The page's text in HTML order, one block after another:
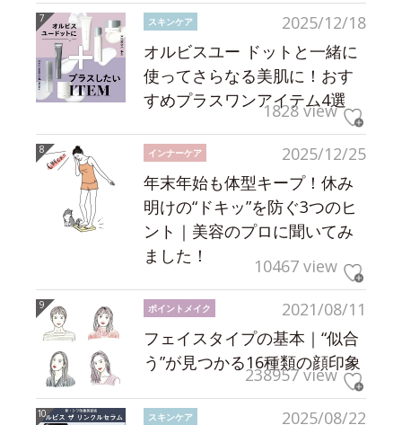
2025/12/18
スキンケア
オルビスユー ドットと一緒に
使ってさらなる美肌に！おす
すめプラスワンアイテム4選
1828 view
2025/12/25
インナーケア
年末年始も体型キープ！休み
明けの“ドキッ”を防ぐ3つのヒ
ント｜美容のプロに聞いてみ
ました！
10467 view
2021/08/11
ポイントメイク
フェイスタイプの基本｜“似合
う”が見つかる16種類の顔印象
238957 view
2025/08/22
スキンケア